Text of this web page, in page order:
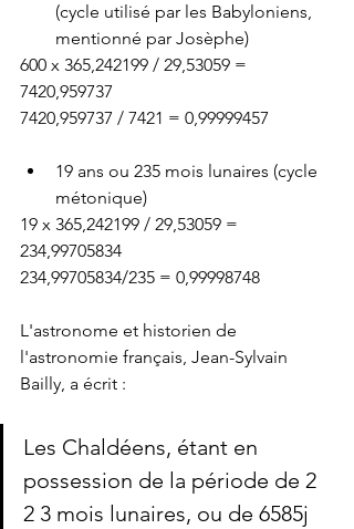
(cycle utilisé par les Babyloniens,
mentionné par Josèphe)
600 x 365,242199 / 29,53059 =
7420,959737
7420,959737 / 7421 = 0,99999457
19 ans ou 235 mois lunaires (cycle
métonique)
19 x 365,242199 / 29,53059 =
234,99705834
234,99705834/235 = 0,99998748
L'astronome et historien de
l'astronomie français, Jean-Sylvain
Bailly, a écrit :
Les Chaldéens, étant en
possession de la période de 2
2 3 mois lunaires, ou de 6585j